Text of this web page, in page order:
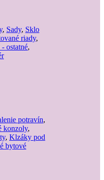
, Sady, Sklo
riady,
ostatné,
potravín,
konzoly,
, Klzáky pod
bytové